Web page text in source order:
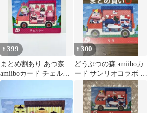
¥399
まとめ割あり あつ森
amiiboカード チェルシ
ー マイメロディ サ
¥300
どうぶつの森 amiiboカ
ード サンリオコラボ リ